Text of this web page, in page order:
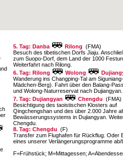
5. Tag: Danba Rilong (FMA)
Besuch des tibetischen Dorfs Jiaju.
zum Suopo-Dorf, dem Land der 1000
Weiterfahrt nach Rilong.
6. Tag: Rilong
Wolong
Wanderung ins Changping-Tal am
Mädchen-Berg). Fahrt über den Balang-
und Wolong-Naturreservat nach Dujiangyan.
7. Tag: Dujiangyan
Chengdu (FMA)
Besichtigung des taoistischen Klosters auf
Qingchengshan und des über 2.000 Jahre
Bewässerungssystems in Dujiangyan.
Chengdu.
8. Tag: Chengdu (F)
Transfer zum Flughafen für Rückflug. Oder
eines unserer Verlängerungsprogramme ab/
F=Frühstück; M=Mittagessen;